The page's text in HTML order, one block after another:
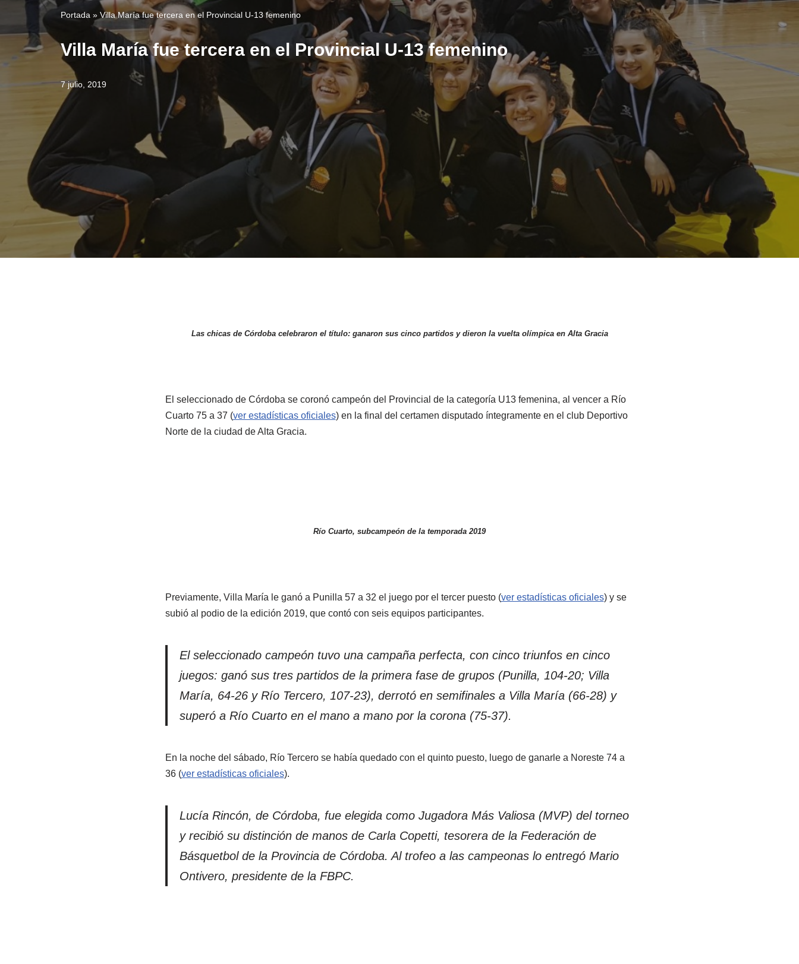
Portada » Villa María fue tercera en el Provincial U-13 femenino
Villa María fue tercera en el Provincial U-13 femenino
7 julio, 2019
Las chicas de Córdoba celebraron el título: ganaron sus cinco partidos y dieron la vuelta olímpica en Alta Gracia
El seleccionado de Córdoba se coronó campeón del Provincial de la categoría U13 femenina, al vencer a Río
Cuarto 75 a 37 (ver estadísticas oficiales) en la final del certamen disputado íntegramente en el club Deportivo
Norte de la ciudad de Alta Gracia.
Río Cuarto, subcampeón de la temporada 2019
Previamente, Villa María le ganó a Punilla 57 a 32 el juego por el tercer puesto (ver estadísticas oficiales) y se
subió al podio de la edición 2019, que contó con seis equipos participantes.
El seleccionado campeón tuvo una campaña perfecta, con cinco triunfos en cinco
juegos: ganó sus tres partidos de la primera fase de grupos (Punilla, 104-20; Villa
María, 64-26 y Río Tercero, 107-23), derrotó en semifinales a Villa María (66-28) y
superó a Río Cuarto en el mano a mano por la corona (75-37).
En la noche del sábado, Río Tercero se había quedado con el quinto puesto, luego de ganarle a Noreste 74 a
36 (ver estadísticas oficiales).
Lucía Rincón, de Córdoba, fue elegida como Jugadora Más Valiosa (MVP) del torneo
y recibió su distinción de manos de Carla Copetti, tesorera de la Federación de
Básquetbol de la Provincia de Córdoba. Al trofeo a las campeonas lo entregó Mario
Ontivero, presidente de la FBPC.